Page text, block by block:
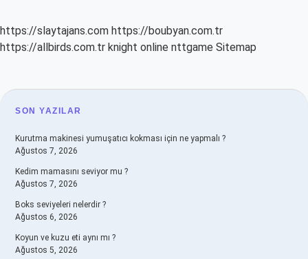
https://slaytajans.com https://boubyan.com.tr
https://allbirds.com.tr knight online nttgame Sitemap
SIDEBAR
SON YAZILAR
Kurutma makinesi yumuşatıcı kokması için ne yapmalı ?
Ağustos 7, 2026
Kedim mamasını seviyor mu ?
Ağustos 7, 2026
Boks seviyeleri nelerdir ?
Ağustos 6, 2026
Koyun ve kuzu eti aynı mı ?
Ağustos 5, 2026